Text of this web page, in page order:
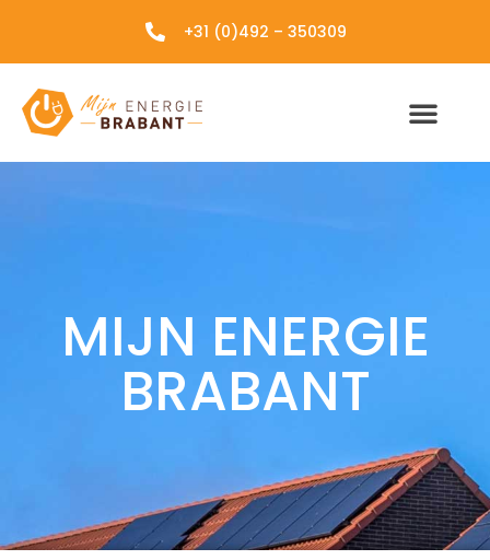
+31 (0)492 – 350309
MIJN ENERGIE
BRABANT